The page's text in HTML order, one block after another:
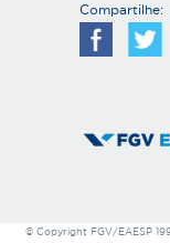
Compartilhe:
© Copyright FGV/EAESP